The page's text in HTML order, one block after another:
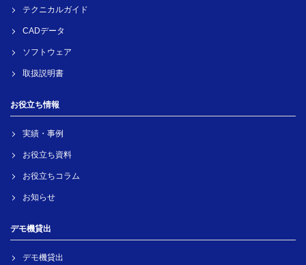
テクニカルガイド
CADデータ
ソフトウェア
取扱説明書
お役立ち情報
実績・事例
お役立ち資料
お役立ちコラム
お知らせ
デモ機貸出
デモ機貸出